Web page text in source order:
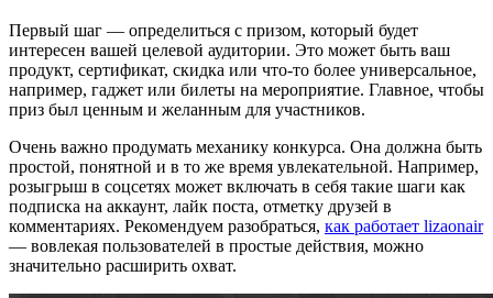
Первый шаг — определиться с призом, который будет
интересен вашей целевой аудитории. Это может быть ваш
продукт, сертификат, скидка или что-то более универсальное,
например, гаджет или билеты на мероприятие. Главное, чтобы
приз был ценным и желанным для участников.
Очень важно продумать механику конкурса. Она должна быть
простой, понятной и в то же время увлекательной. Например,
розыгрыш в соцсетях может включать в себя такие шаги как
подписка на аккаунт, лайк поста, отметку друзей в
комментариях. Рекомендуем разобраться, как работает lizaonair
— вовлекая пользователей в простые действия, можно
значительно расширить охват.